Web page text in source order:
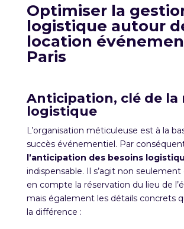
Optimiser la
logistique autour
location
Paris
Anticipation, clé de la
logistique
L’organisation méticuleuse est à la
succès événementiel. Par
l’anticipation des besoins
indispensable. Il s’agit non seulement
en compte la réservation du lieu de
mais égalementles détails concrets
la différence :